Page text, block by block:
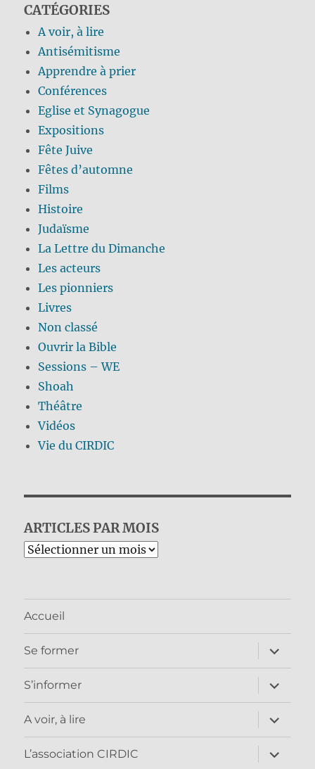
CATÉGORIES
A voir, à lire
Antisémitisme
Apprendre à prier
Conférences
Eglise et Synagogue
Expositions
Fête Juive
Fêtes d’automne
Films
Histoire
Judaïsme
La Lettre du Dimanche
Les acteurs
Les pionniers
Livres
Non classé
Ouvrir la Bible
Sessions – WE
Shoah
Théâtre
Vidéos
Vie du CIRDIC
ARTICLES PAR MOIS
Archives
Accueil
Se former
ouvrir
le
sous-
menu
S’informer
ouvrir
le
sous-
menu
A voir, à lire
ouvrir
le
sous-
menu
L’association CIRDIC
ouvrir
le